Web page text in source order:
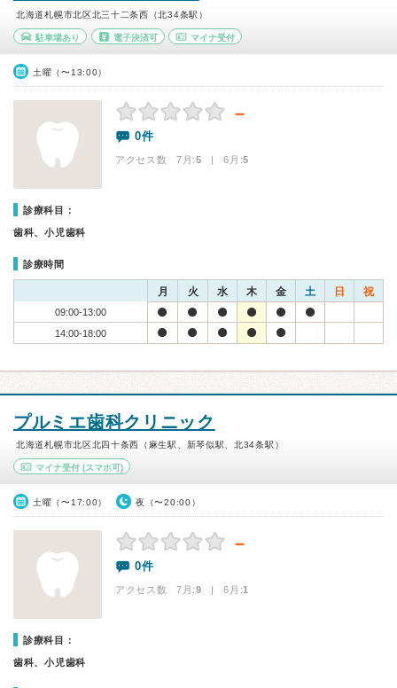
北海道札幌市北区北三十二条西（北34条駅）
駐車場あり 電子決済可 マイナ受付
土曜（〜13:00）
－
0件
アクセス数 7月:5 | 6月:5
診療科目：
歯科、小児歯科
診療時間
月 火 水 木 金 土 日 祝
09:00-13:00
14:00-18:00
プルミエ歯科クリニック
北海道札幌市北区北四十条西（麻生駅、新琴似駅、北34条駅）
マイナ受付 (スマホ可)
土曜（〜17:00） 夜（〜20:00）
－
0件
アクセス数 7月:9 | 6月:1
診療科目：
歯科、小児歯科